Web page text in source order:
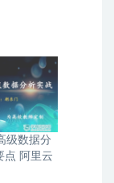
级数据分
点 阿里云